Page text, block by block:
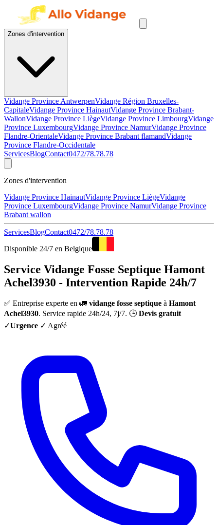
Zones d'intervention
Vidange Province AntwerpenVidange Région Bruxelles-
CapitaleVidange Province HainautVidange Province Brabant-
WallonVidange Province LiègeVidange Province LimbourgVidange
Province LuxembourgVidange Province NamurVidange Province
Flandre-OrientaleVidange Province Brabant flamandVidange
Province Flandre-Occidentale
ServicesBlogContact0472/78.78.78
Zones d'intervention
Vidange Province HainautVidange Province LiègeVidange
Province LuxembourgVidange Province NamurVidange Province
Brabant wallon
ServicesBlogContact0472/78.78.78
Disponible 24/7 en Belgique
Service Vidange Fosse Septique Hamont
Achel3930 - Intervention Rapide 24h/7
✅ Entreprise experte en 🚛 vidange fosse septique à Hamont
Achel3930. Service rapide 24h/24, 7j/7. 🕒 Devis gratuit
✓Urgence ✓ Agréé